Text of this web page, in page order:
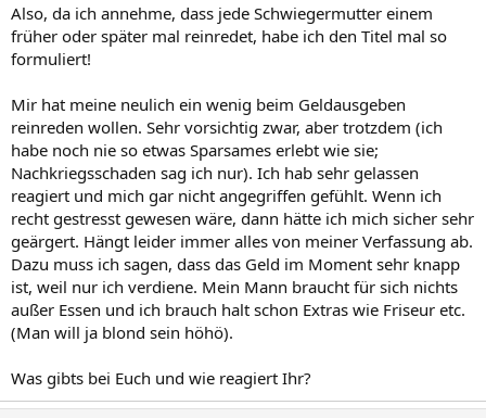
m
Also, da ich annehme, dass jede Schwiegermutter einem
früher oder später mal reinredet, habe ich den Titel mal so
formuliert!
Mir hat meine neulich ein wenig beim Geldausgeben
reinreden wollen. Sehr vorsichtig zwar, aber trotzdem (ich
habe noch nie so etwas Sparsames erlebt wie sie;
Nachkriegsschaden sag ich nur). Ich hab sehr gelassen
reagiert und mich gar nicht angegriffen gefühlt. Wenn ich
recht gestresst gewesen wäre, dann hätte ich mich sicher sehr
geärgert. Hängt leider immer alles von meiner Verfassung ab.
Dazu muss ich sagen, dass das Geld im Moment sehr knapp
ist, weil nur ich verdiene. Mein Mann braucht für sich nichts
außer Essen und ich brauch halt schon Extras wie Friseur etc.
(Man will ja blond sein höhö).
Was gibts bei Euch und wie reagiert Ihr?